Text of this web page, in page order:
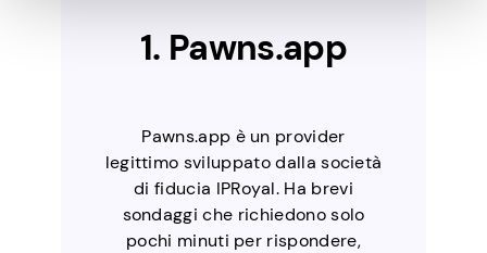
1. Pawns.app
Pawns.app è un provider
legittimo sviluppato dalla società
di fiducia IPRoyal. Ha brevi
sondaggi che richiedono solo
pochi minuti per rispondere,